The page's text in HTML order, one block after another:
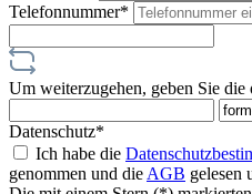
Telefonnummer*
Um weiterzugehen, geben Sie
Datenschutz*
Ich habe die
genommen und die AGB gelesen